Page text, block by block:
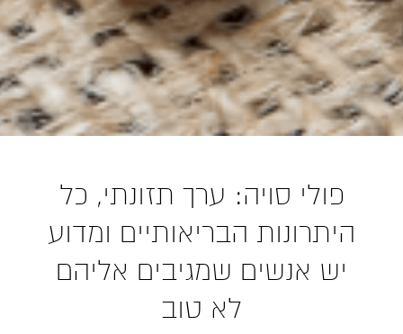
פולי סויה: ערך תזונתי, כל
היתרונות הבריאותיים ומדוע
יש אנשים שמגיבים אליהם
לא טוב